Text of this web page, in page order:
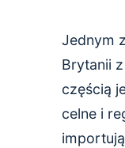
Jednym
Brytanii
częścią
celne i